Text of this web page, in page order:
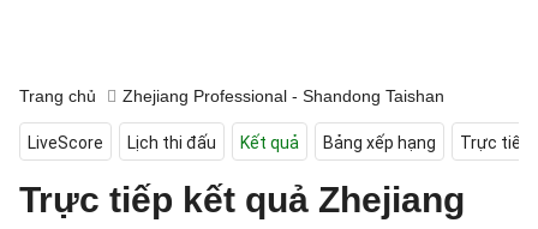
Trang chủ Zhejiang Professional - Shandong Taishan
LiveScore Lịch thi đấu Kết quả Bảng xếp hạng Trực tiếp
Trực tiếp kết quả Zhejiang